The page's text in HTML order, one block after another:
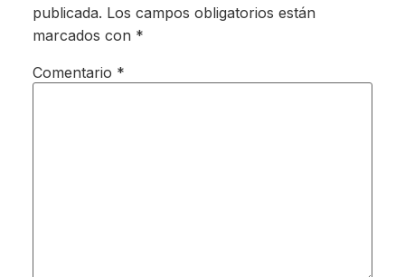
publicada. Los campos obligatorios están
marcados con *
Comentario *